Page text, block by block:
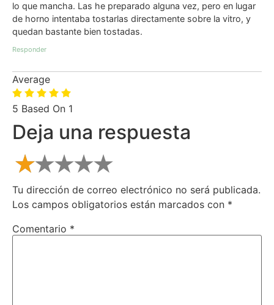
lo que mancha. Las he preparado alguna vez, pero en lugar
de horno intentaba tostarlas directamente sobre la vitro, y
quedan bastante bien tostadas.
Responder
Average
5 Based On 1
Deja una respuesta
Tu dirección de correo electrónico no será publicada.
Los campos obligatorios están marcados con *
Comentario *